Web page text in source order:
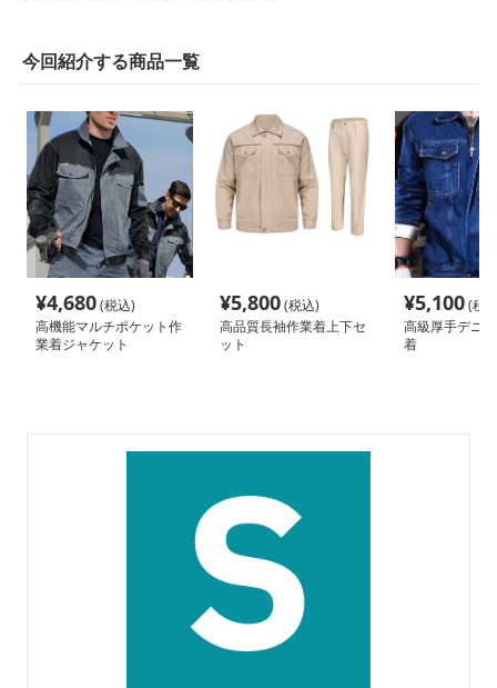
今回紹介する商品一覧
¥4,680(税込)
高機能マルチポケット作
業着ジャケット
¥5,800(税込)
高品質長袖作業着上下セ
ット
¥5,100(税
高級厚手デニ
着